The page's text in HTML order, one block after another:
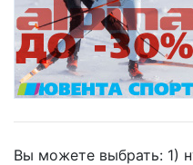
Вы можете выбрать: 1)